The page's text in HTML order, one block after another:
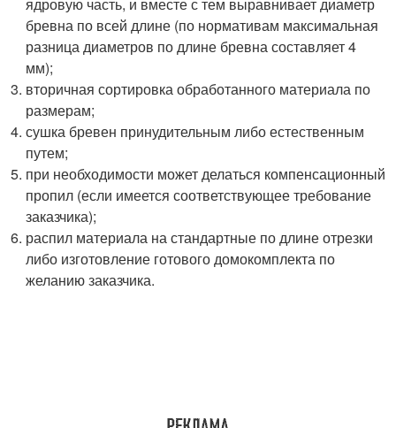
ядровую часть, и вместе с тем выравнивает диаметр
бревна по всей длине (по нормативам максимальная
разница диаметров по длине бревна составляет 4
мм);
вторичная сортировка обработанного материала по
размерам;
сушка бревен принудительным либо естественным
путем;
при необходимости может делаться компенсационный
пропил (если имеется соответствующее требование
заказчика);
распил материала на стандартные по длине отрезки
либо изготовление готового домокомплекта по
желанию заказчика.